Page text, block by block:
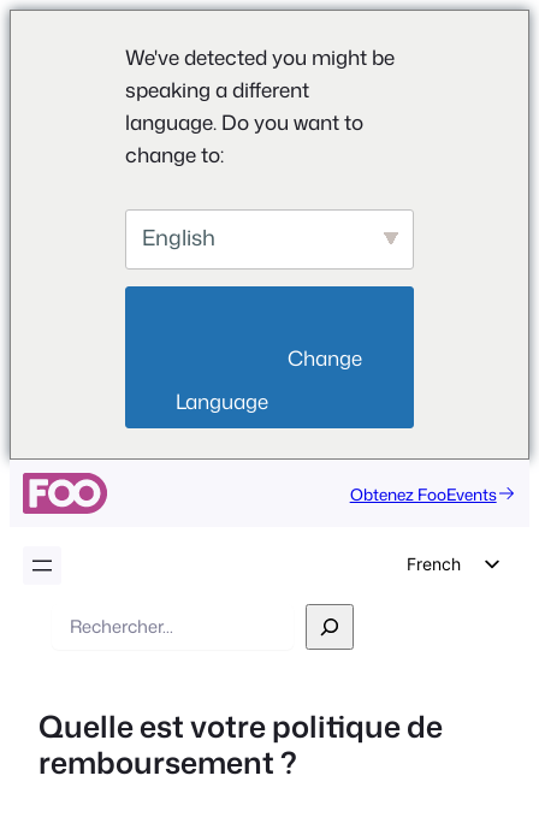
We've detected you might be
speaking a different
language. Do you want to
change to:
English
Language
Obtenez FooEvents
French
Spanish
Recherche
Quelle est votre politique de
remboursement ?